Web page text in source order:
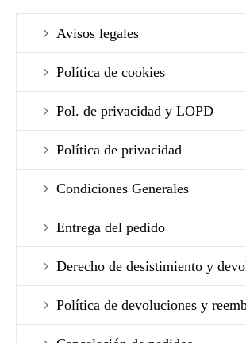
Avisos legales
Política de cookies
Pol. de privacidad y LOPD
Política de privacidad
Condiciones Generales
Entrega del pedido
Derecho de desistimiento y
Política de devoluciones y